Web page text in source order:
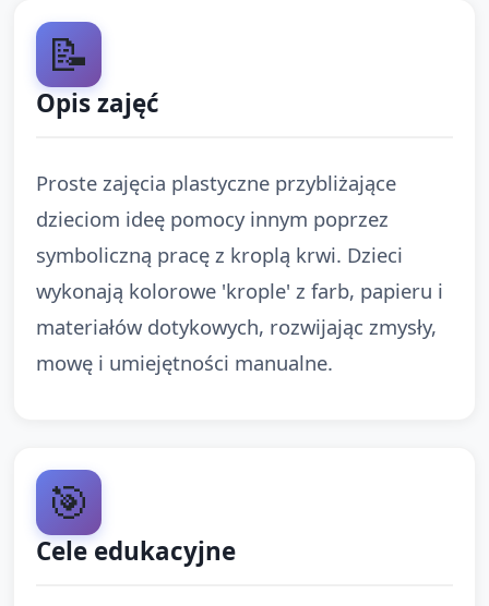
📝
Opis zajęć
Proste zajęcia plastyczne przybliżające
dzieciom ideę pomocy innym poprzez
symboliczną pracę z kroplą krwi. Dzieci
wykonają kolorowe 'krople' z farb, papieru i
materiałów dotykowych, rozwijając zmysły,
mowę i umiejętności manualne.
🎯
Cele edukacyjne